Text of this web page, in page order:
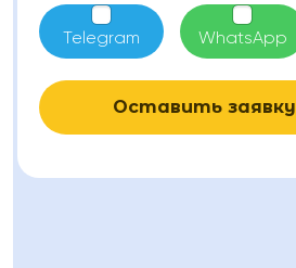
Telegram WhatsApp
Оставить заявку